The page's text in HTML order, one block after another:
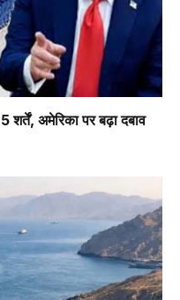
शर्तें, अमेरिका पर बढ़ा दबाव